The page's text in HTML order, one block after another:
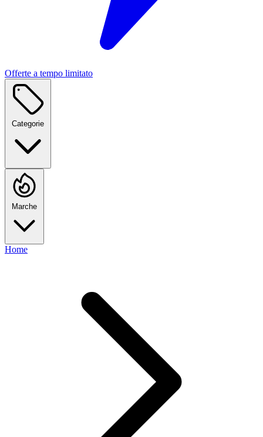
Offerte a tempo limitato
Categorie
Marche
Home